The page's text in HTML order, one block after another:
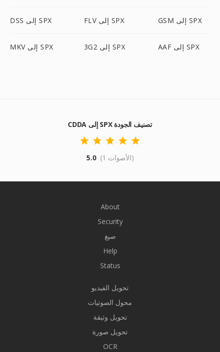
DSS إلى SPX FLV إلى SPX GSM إلى SPX
MKV إلى SPX 3G2 إلى SPX AAF إلى SPX
CDDA إلى SPX تصنيف الجودة
5.0 (1 الأصوات)
About
Security
صيغ
Help
Status
تحويل الفيديو
محول الصوتيات
تحويل وثيقة
تحويل صورة
OCR